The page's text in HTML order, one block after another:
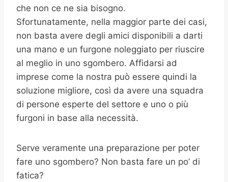
che non ce ne sia bisogno.
Sfortunatamente, nella maggior parte dei casi,
non basta avere degli amici disponibili a darti
una mano e un furgone noleggiato per riuscire
al meglio in uno sgombero. Affidarsi ad
imprese come la nostra può essere quindi la
soluzione migliore, così da avere una squadra
di persone esperte del settore e uno o più
furgoni in base alla necessità.
Serve veramente una preparazione per poter
fare uno sgombero? Non basta fare un po’ di
fatica?